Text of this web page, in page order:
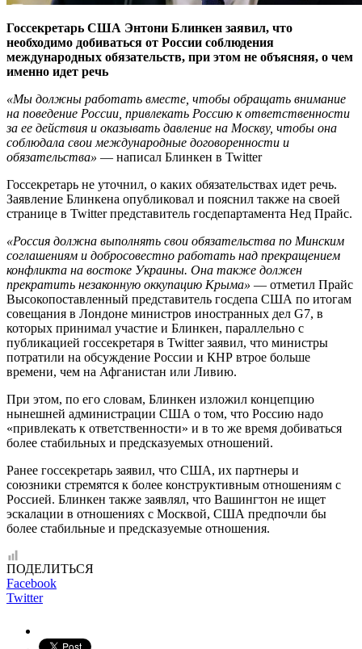
Госсекретарь США Энтони Блинкен заявил, что
необходимо добиваться от России соблюдения
международных обязательств, при этом не объясняя, о чем
именно идет речь
«Мы должны работать вместе, чтобы обращать внимание
на поведение России, привлекать Россию к ответственности
за ее действия и оказывать давление на Москву, чтобы она
соблюдала свои международные договоренности и
обязательства» — написал Блинкен в Twitter
Госсекретарь не уточнил, о каких обязательствах идет речь.
Заявление Блинкена опубликовал и пояснил также на своей
странице в Twitter представитель госдепартамента Нед Прайс.
«Россия должна выполнять свои обязательства по Минским
соглашениям и добросовестно работать над прекращением
конфликта на востоке Украины. Она также должен
прекратить незаконную оккупацию Крыма» — отметил Прайс
Высокопоставленный представитель госдепа США по итогам
совещания в Лондоне министров иностранных дел G7, в
которых принимал участие и Блинкен, параллельно с
публикацией госсекретаря в Twitter заявил, что министры
потратили на обсуждение России и КНР втрое больше
времени, чем на Афганистан или Ливию.
При этом, по его словам, Блинкен изложил концепцию
нынешней администрации США о том, что Россию надо
«привлекать к ответственности» и в то же время добиваться
более стабильных и предсказуемых отношений.
Ранее госсекретарь заявил, что США, их партнеры и
союзники стремятся к более конструктивным отношениям с
Россией. Блинкен также заявлял, что Вашингтон не ищет
эскалации в отношениях с Москвой, США предпочли бы
более стабильные и предсказуемые отношения.
ПОДЕЛИТЬСЯ
Facebook
Twitter